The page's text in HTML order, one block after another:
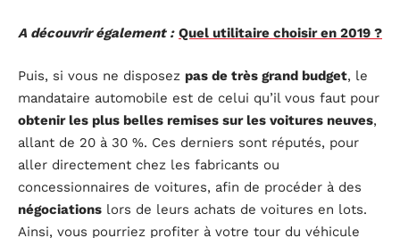
A découvrir également : Quel utilitaire choisir en 2019 ?
Puis, si vous ne disposez pas de très grand budget, le
mandataire automobile est de celui qu’il vous faut pour
obtenir les plus belles remises sur les voitures neuves,
allant de 20 à 30 %. Ces derniers sont réputés, pour
aller directement chez les fabricants ou
concessionnaires de voitures, afin de procéder à des
négociations lors de leurs achats de voitures en lots.
Ainsi, vous pourriez profiter à votre tour du véhicule